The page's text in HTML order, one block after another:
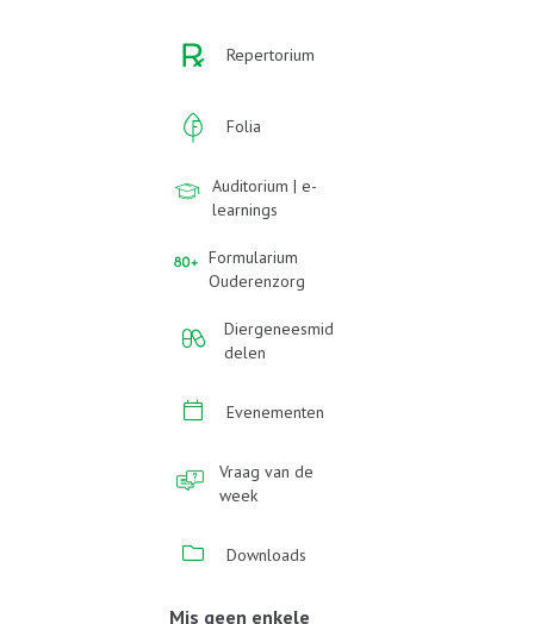
Repertorium
Folia
Auditorium | e-
learnings
Formularium
Ouderenzorg
Diergeneesmid
delen
Evenementen
Vraag van de
week
Downloads
Mis geen enkele